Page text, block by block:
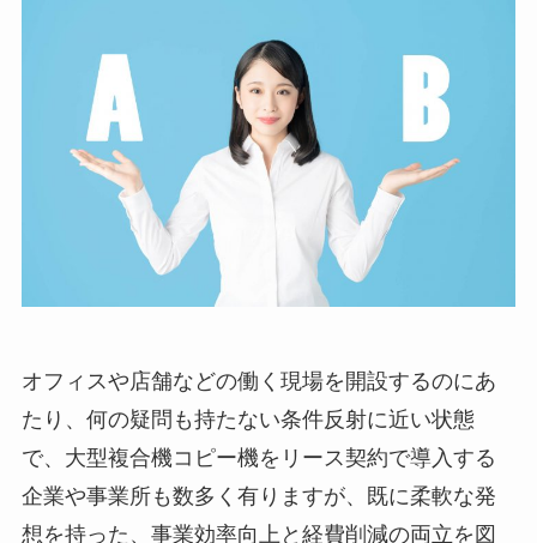
オフィスや店舗などの働く現場を開設するのにあ
たり、何の疑問も持たない条件反射に近い状態
で、大型複合機コピー機をリース契約で導入する
企業や事業所も数多く有りますが、既に柔軟な発
想を持った、事業効率向上と経費削減の両立を図